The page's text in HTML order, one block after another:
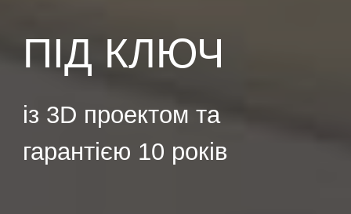
ПІД КЛЮЧ
із 3D проектом та
гарантією 10 років